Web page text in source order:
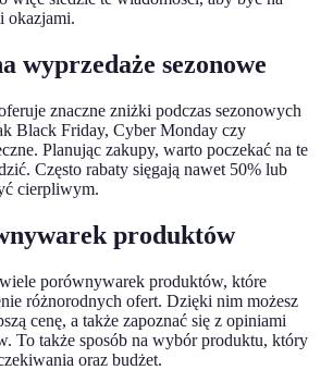
okazjami.
wyprzedaże sezonowe
znaczne zniżki podczas sezonowych
Black Friday, Cyber Monday czy
Planując zakupy, warto poczekać na te
Często rabaty sięgają nawet 50% lub
cierpliwym.
produktów
porównywarek produktów, które
różnorodnych ofert. Dzięki nim możesz
cenę, a także zapoznać się z opiniami
To także sposób na wybór produktu, który
oraz budżet.